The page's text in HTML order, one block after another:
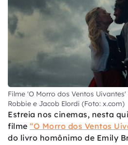
Filme 'O Morro dos Ventos
Robbie e Jacob Elordi (Foto: x.com)
Estreia nos cinemas, nesta
filme “O Morro dos Ventos
do livro homônimo de Emily